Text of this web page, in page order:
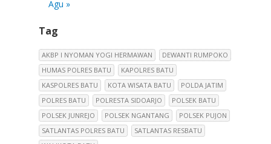
Agu »
Tag
AKBP I NYOMAN YOGI HERMAWAN
DEWANTI RUMPOKO
HUMAS POLRES BATU
KAPOLRES BATU
KASPOLRES BATU
KOTA WISATA BATU
POLDA JATIM
POLRES BATU
POLRESTA SIDOARJO
POLSEK BATU
POLSEK JUNREJO
POLSEK NGANTANG
POLSEK PUJON
SATLANTAS POLRES BATU
SATLANTAS RESBATU